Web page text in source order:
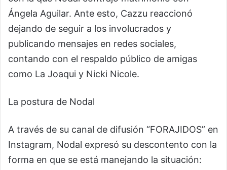
Ángela Aguilar. Ante esto, Cazzu reaccionó
dejando de seguir a los involucrados y
publicando mensajes en redes sociales,
contando con el respaldo público de amigas
como La Joaqui y Nicki Nicole.
La postura de Nodal
A través de su canal de difusión “FORAJIDOS” en
Instagram, Nodal expresó su descontento con la
forma en que se está manejando la situación: